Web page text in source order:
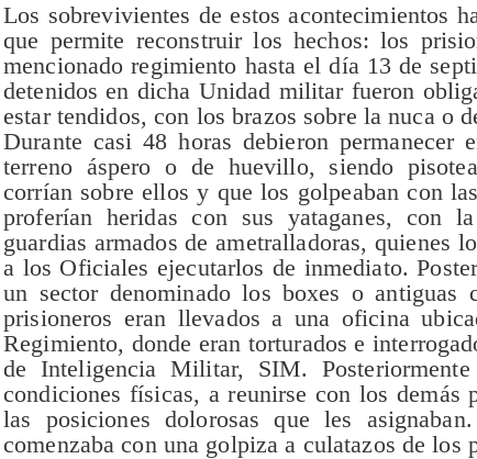
Los sobrevivientes de estos acontecimientos
que permite reconstruir los hechos: los
mencionado regimiento hasta el día 13 de
detenidos en dicha Unidad militar fueron
estar tendidos, con los brazos sobre la nuca o
Durante casi 48 horas debieron permanecer
terreno áspero o de huevillo, siendo
corrían sobre ellos y que los golpeaban con
proferían heridas con sus yataganes, con
guardias armados de ametralladoras, quienes
a los Oficiales ejecutarlos de inmediato.
un sector denominado los boxes o antiguas
prisioneros eran llevados a una oficina
Regimiento, donde eran torturados e
de Inteligencia Militar, SIM.
condiciones físicas, a reunirse con los demás
las posiciones dolorosas que les
comenzaba con una golpiza a culatazos de los